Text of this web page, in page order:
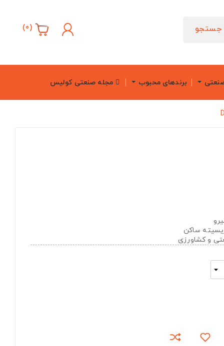
جستجو (
0
)
برندهای محبوب مجله صنعتی کولیس
ساکن
و کشاورزی